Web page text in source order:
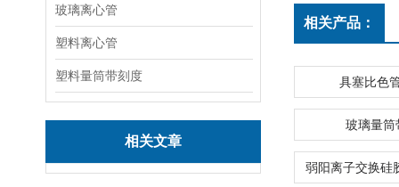
玻璃离心管
塑料离心管
塑料量筒带刻度
相关文章
相关产品：
具塞比色
玻璃量筒